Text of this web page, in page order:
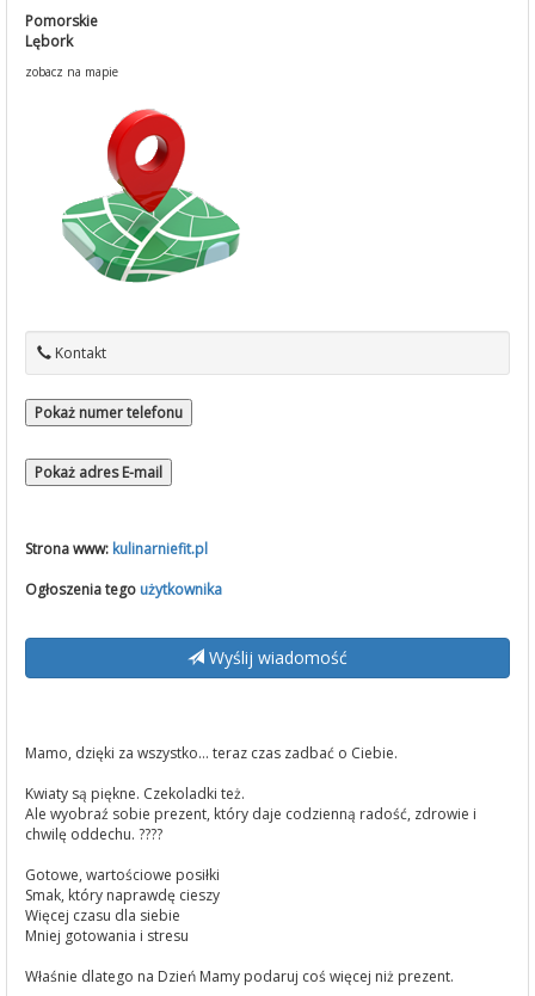
Pomorskie
Lębork
zobacz na mapie
Kontakt
Pokaż numer telefonu
Pokaż adres E-mail
Strona www: kulinarniefit.pl
Ogłoszenia tego użytkownika
Wyślij wiadomość
Mamo, dzięki za wszystko… teraz czas zadbać o Ciebie.
Kwiaty są piękne. Czekoladki też.
Ale wyobraź sobie prezent, który daje codzienną radość, zdrowie i
chwilę oddechu. ????
Gotowe, wartościowe posiłki
Smak, który naprawdę cieszy
Więcej czasu dla siebie
Mniej gotowania i stresu
Właśnie dlatego na Dzień Mamy podaruj coś więcej niż prezent.